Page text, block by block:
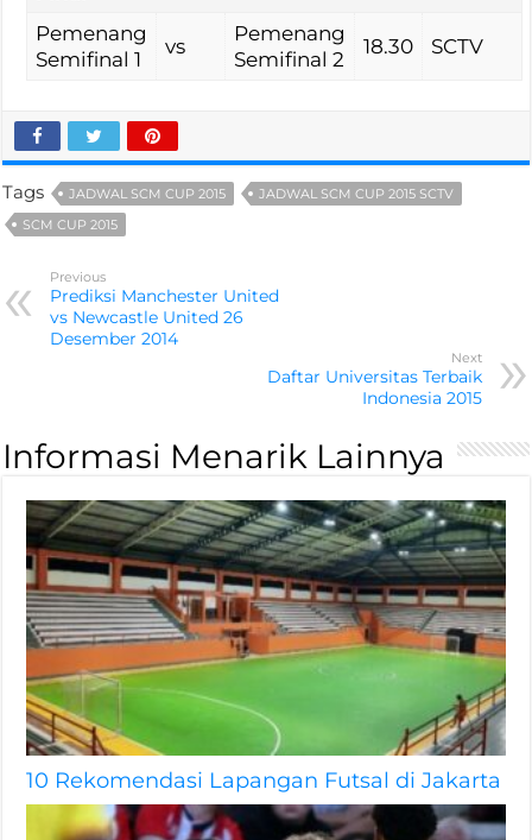
Pemenang
Semifinal 1
vs
Pemenang
Semifinal 2
18.30 SCTV
Tags JADWAL SCM CUP 2015
JADWAL SCM CUP 2015 SCTV
SCM CUP 2015
Previous
Prediksi Manchester United
vs Newcastle United 26
Desember 2014
Next
Daftar Universitas Terbaik
Indonesia 2015
Informasi Menarik Lainnya
10 Rekomendasi Lapangan Futsal di Jakarta